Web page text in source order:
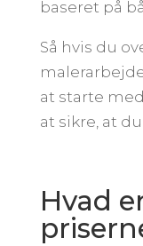
baseret på
Så hvis du
at starte
at sikre, at
Hvad